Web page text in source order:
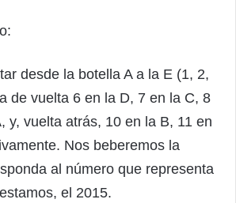
desde la botella A a la E (1, 2,
de vuelta 6 en la D, 7 en la C, 8
y, vuelta atrás, 10 en la B, 11 en
Nos beberemos la
al número que representa
el 2015.